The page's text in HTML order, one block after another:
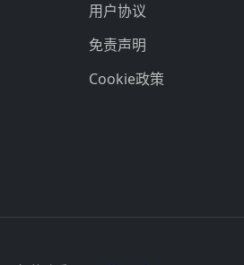
用户协议
免责声明
Cookie政策